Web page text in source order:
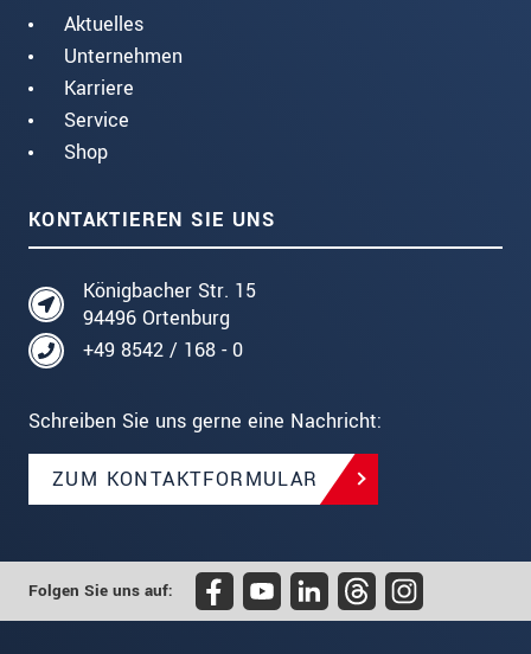
Aktuelles
Unternehmen
Karriere
Service
Shop
KONTAKTIEREN SIE UNS
Königbacher Str. 15
94496 Ortenburg
+49 8542 / 168 - 0
Schreiben Sie uns gerne eine Nachricht:
ZUM KONTAKTFORMULAR
Folgen Sie uns auf: